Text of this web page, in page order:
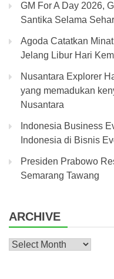
GM For A Day 2026,
Santika Selama
Agoda Catatkan
Jelang Libur Hari
Nusantara Explorer
yang memadukan
Nusantara
Indonesia Business
Indonesia di Bisnis
Presiden Prabowo
Semarang Tawang
ARCHIVE
Archive